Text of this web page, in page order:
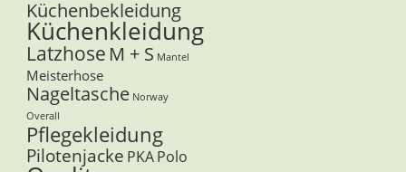
Küchenbekleidung
Küchenkleidung
Latzhose M + S Mantel
Meisterhose
Nageltasche Norway
Overall
Pflegekleidung
Pilotenjacke PKAPolo